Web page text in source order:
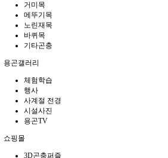
거미목
메뚜기목
노린재목
바퀴목
기타곤충
용곤갤러리
체험학습
행사
사계절 전경
시설사진
용곤TV
쇼핑몰
3D곤충퍼즐